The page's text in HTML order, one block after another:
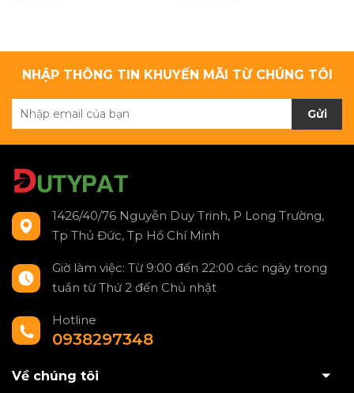
NHẬP THÔNG TIN KHUYẾN MÃI TỪ CHÚNG TÔI
Gửi
1426/40/76 Nguyễn Duy Trinh, P Long Trường,
Tp Thủ Đức, Tp Hồ Chí Minh
Giờ làm việc: Từ 9:00 đến 22:00 các ngày trong
tuần từ Thứ 2 đến Chủ nhật
Hotline
0938297348
Về chúng tôi